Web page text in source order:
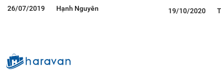
26/07/2019 Hạnh Nguyên 19/10/2020